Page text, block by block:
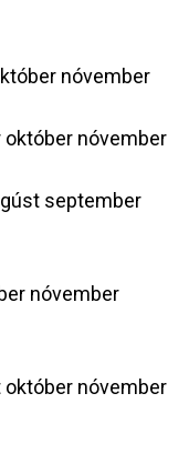
nóvember
október nóvember
september
nóvember
október nóvember